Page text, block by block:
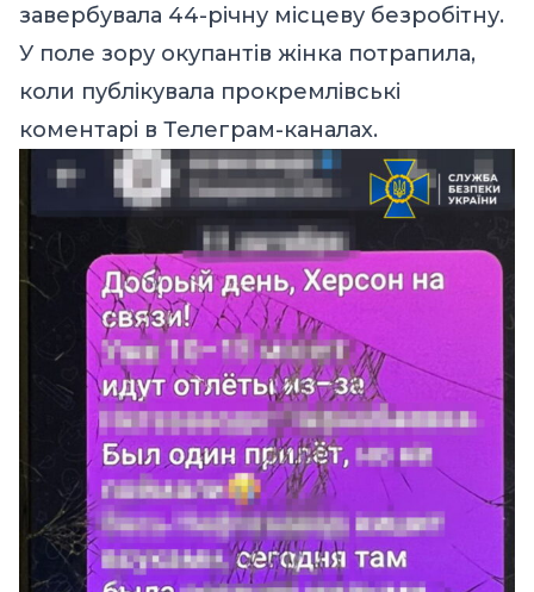
завербувала 44-річну місцеву безробітну.
У поле зору окупантів жінка потрапила,
коли публікувала прокремлівські
коментарі в Телеграм-каналах.